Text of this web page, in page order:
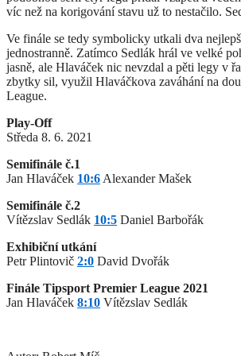
víc než na korigování stavu už to nestačilo.
Ve finále se tedy symbolicky utkali dva
jednostranně. Zatímco Sedlák hrál ve velké
jasně, ale Hlaváček nic nevzdal a pěti legy v
zbytky sil, využil Hlaváčkova zaváhání na
League.
Play-Off
Středa 8. 6. 2021
Semifinále č.1
Jan Hlaváček 10:6 Alexander Mašek
Semifinále č.2
Vítězslav Sedlák 10:5 Daniel Barbořák
Exhibiční utkání
Petr Plintovič 2:0 David Dvořák
Finále Tipsport Premier League 2021
Jan Hlaváček 8:10 Vítězslav Sedlák